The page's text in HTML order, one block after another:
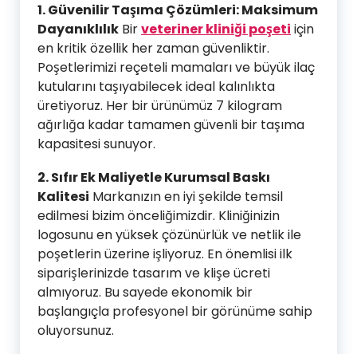
1. Güvenilir Taşıma Çözümleri: Maksimum
Dayanıklılık Birveteriner kliniği poşeti için
en kritik özellik her zaman güvenliktir.
Poşetlerimizi reçeteli mamaları ve büyük ilaç
kutularını taşıyabilecek ideal kalınlıkta
üretiyoruz. Her bir ürünümüz 7 kilogram
ağırlığa kadar tamamen güvenli bir taşıma
kapasitesi sunuyor.
2. Sıfır Ek Maliyetle Kurumsal Baskı
Kalitesi Markanızın en iyi şekilde temsil
edilmesi bizim önceliğimizdir. Kliniğinizin
logosunu en yüksek çözünürlük ve netlik ile
poşetlerin üzerine işliyoruz. En önemlisi ilk
siparişlerinizde tasarım ve klişe ücreti
almıyoruz. Bu sayede ekonomik bir
başlangıçla profesyonel bir görünüme sahip
oluyorsunuz.